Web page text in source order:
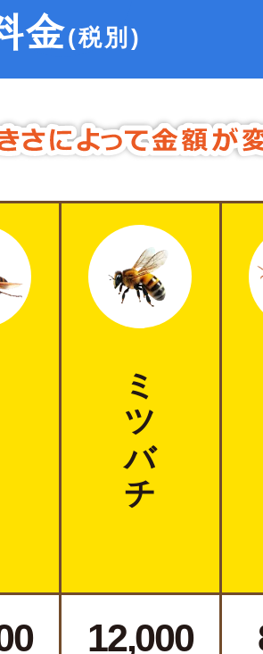
金(税別)
ミツバチ
12,000